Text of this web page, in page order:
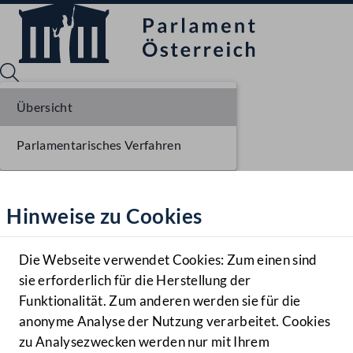
Hilfe
Benutzer
Navigationsmenü öffnen
MENÜ
Hinweise zu Cookies
Die Webseite verwendet Cookies: Zum einen sind
sie erforderlich für die Herstellung der
Funktionalität. Zum anderen werden sie für die
anonyme Analyse der Nutzung verarbeitet. Cookies
zu Analysezwecken werden nur mit Ihrem
Übersicht
Parlamentarisches Verfahren